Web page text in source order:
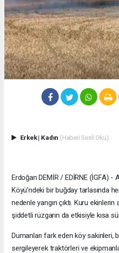
Erkek| Kadın (Haberi Sesli Oku)
Erdoğan DEMİR / EDİRNE (İGFA) -
Köyü’ndeki bir buğday tarlasında
nedenle yangın çıktı. Kuru
şiddetli rüzgarın da etkisiyle kısa
Dumanları fark eden köy sakinleri,
sergileyerek traktörleri ve